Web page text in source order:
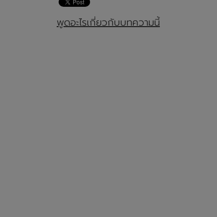
พูดอะไรเกี่ยวกับบทความนี้